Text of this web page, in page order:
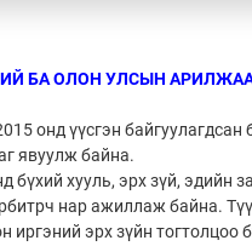
БА ОЛОН УЛСЫН
онд үүсгэн байгуулагдсан
явуулж байна.
хууль, эрх зүй, эдийн
нар ажиллаж байна.
эрх зүйн